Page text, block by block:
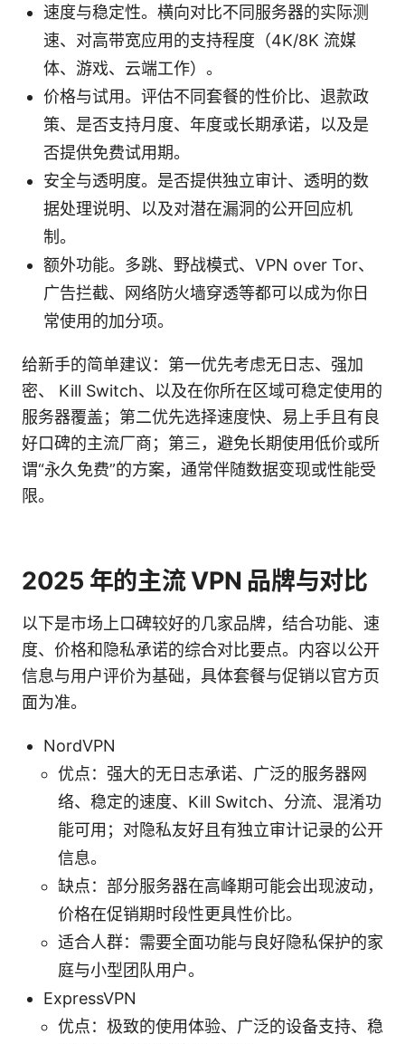
速度与稳定性。横向对比不同服务器的实际测
速、对高带宽应用的支持程度（4K/8K 流媒
体、游戏、云端工作）。
价格与试用。评估不同套餐的性价比、退款政
策、是否支持月度、年度或长期承诺，以及是
否提供免费试用期。
安全与透明度。是否提供独立审计、透明的数
据处理说明、以及对潜在漏洞的公开回应机
制。
额外功能。多跳、野战模式、VPN over Tor、
广告拦截、网络防火墙穿透等都可以成为你日
常使用的加分项。
给新手的简单建议：第一优先考虑无日志、强加
密、 Kill Switch、以及在你所在区域可稳定使用的
服务器覆盖；第二优先选择速度快、易上手且有良
好口碑的主流厂商；第三，避免长期使用低价或所
谓“永久免费”的方案，通常伴随数据变现或性能受
限。
2025 年的主流 VPN 品牌与对比
以下是市场上口碑较好的几家品牌，结合功能、速
度、价格和隐私承诺的综合对比要点。内容以公开
信息与用户评价为基础，具体套餐与促销以官方页
面为准。
NordVPN
优点：强大的无日志承诺、广泛的服务器网
络、稳定的速度、Kill Switch、分流、混淆功
能可用；对隐私友好且有独立审计记录的公开
信息。
缺点：部分服务器在高峰期可能会出现波动，
价格在促销期时段性更具性价比。
适合人群：需要全面功能与良好隐私保护的家
庭与小型团队用户。
ExpressVPN
优点：极致的使用体验、广泛的设备支持、稳